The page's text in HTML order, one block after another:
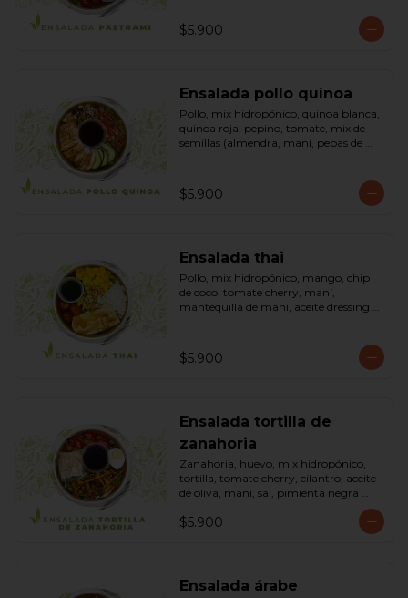
(vinagre de vino blanco, azúcar,
mostaza). Bowl.
$5.900
Ensalada pollo quínoa
Pollo, mix hidropónico, quinoa blanca,
quinoa roja, pepino, tomate, mix de
semillas (almendra, maní, pepas de
mostaza (salsa de soya, azúcar, limón,
aceite de sésamo y mostaza). Bowl.
$5.900
Ensalada thai
Pollo, mix hidropónico, mango, chip
de coco, tomate cherry, maní,
mantequilla de maní, aceite dressing
$5.900
Ensalada tortilla de
zanahoria
Zanahoria, huevo, mix hidropónico,
tortilla, tomate cherry, cilantro, aceite
de oliva, maní, sal, pimienta negra
soya, azúcar, limón, aceite de sésamo
$5.900
Ensalada árabe